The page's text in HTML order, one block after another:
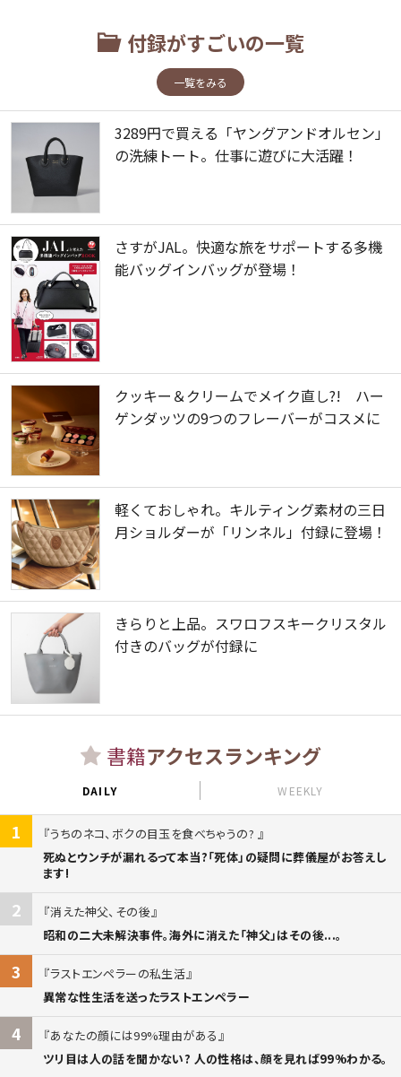
付録がすごいの一覧
一覧をみる
3289円で買える「ヤングアンドオルセン」
の洗練トート。仕事に遊びに大活躍！
さすがJAL。快適な旅をサポートする多機
能バッグインバッグが登場！
クッキー＆クリームでメイク直し?! ハー
ゲンダッツの9つのフレーバーがコスメに
軽くておしゃれ。キルティング素材の三日
月ショルダーが「リンネル」付録に登場！
きらりと上品。スワロフスキークリスタル
付きのバッグが付録に
書籍アクセスランキング
DAILY WEEKLY
1
うちのネコ、ボクの目玉を食べちゃうの?
死ぬとウンチが漏れるって本当?「死体」の疑問に葬儀屋がお答えし
ます!
2
消えた神父、その後
昭和の二大未解決事件。海外に消えた「神父」はその後...。
3
ラストエンペラーの私生活
異常な性生活を送ったラストエンペラー
4
あなたの顔には99%理由がある
ツリ目は人の話を聞かない? 人の性格は、顔を見れば99%わかる。